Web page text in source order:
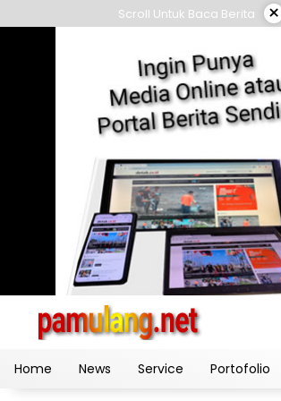
to
Scroll Untuk Baca Berita ×
Home News Service Portofolio